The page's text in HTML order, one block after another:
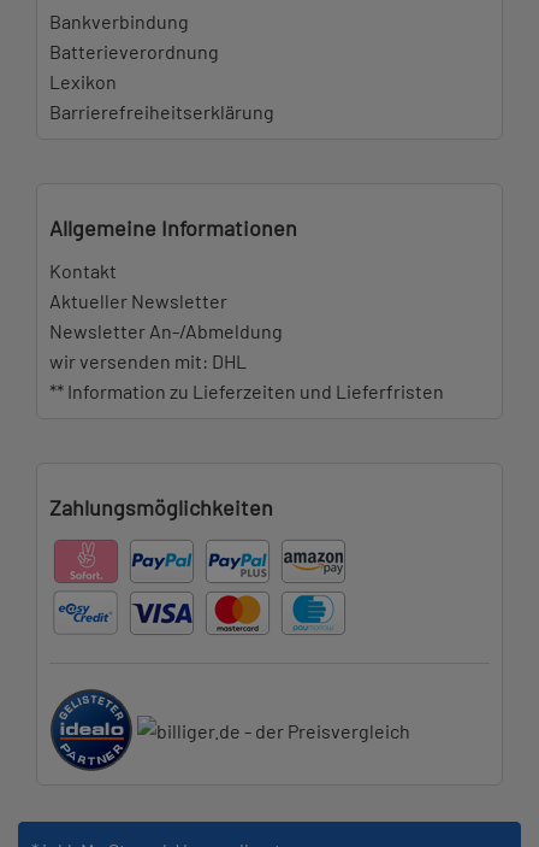
Bankverbindung
Batterieverordnung
Lexikon
Barrierefreiheitserklärung
Allgemeine Informationen
Kontakt
Aktueller Newsletter
Newsletter An-/Abmeldung
wir versenden mit: DHL
** Information zu Lieferzeiten und Lieferfristen
Zahlungsmöglichkeiten